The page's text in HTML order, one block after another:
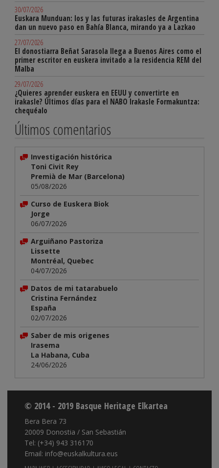
30/07/2026
Euskara Munduan: los y las futuras irakasles de Argentina
dan un nuevo paso en Bahía Blanca, mirando ya a Lazkao
27/07/2026
El donostiarra Beñat Sarasola llega a Buenos Aires como el
primer escritor en euskera invitado a la residencia REM del
Malba
29/07/2026
¿Quieres aprender euskera en EEUU y convertirte en
irakasle? Últimos días para el NABO Irakasle Formakuntza:
chequéalo
Últimos comentarios
Investigación histórica
Toni Civit Rey
Premià de Mar (Barcelona)
05/08/2026
Curso de Euskera Biok
Jorge
06/07/2026
Arguiñano Pastoriza
Lissette
Montréal, Quebec
04/07/2026
Datos de mi tatarabuelo
Cristina Fernández
España
02/07/2026
Saber de mis origenes
Irasema
La Habana, Cuba
24/06/2026
© 2014 - 2019 Basque Heritage Elkartea
Bera Bera 73
20009 Donostia / San Sebastián
Tel: (+34) 943 316170
Email: info@euskalkultura.eus